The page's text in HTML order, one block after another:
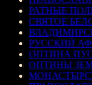
РАТНЫЕ
СВЯТОЕ
РУССКИЙ
ОПТИНА
ОПТИНЫ